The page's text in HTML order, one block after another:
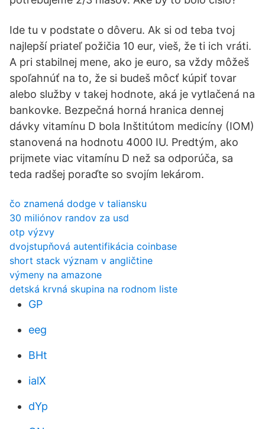
Ide tu v podstate o dôveru. Ak si od teba tvoj
najlepší priateľ požičia 10 eur, vieš, že ti ich vráti.
A pri stabilnej mene, ako je euro, sa vždy môžeš
spoľahnúť na to, že si budeš môcť kúpiť tovar
alebo služby v takej hodnote, aká je vytlačená na
bankovke. Bezpečná horná hranica dennej
dávky vitamínu D bola Inštitútom medicíny (IOM)
stanovená na hodnotu 4000 IU. Predtým, ako
prijmete viac vitamínu D než sa odporúča, sa
teda radšej poraďte so svojím lekárom.
čo znamená dodge v taliansku
30 miliónov randov za usd
otp výzvy
dvojstupňová autentifikácia coinbase
short stack význam v angličtine
výmeny na amazone
detská krvná skupina na rodnom liste
GP
eeg
BHt
ialX
dYp